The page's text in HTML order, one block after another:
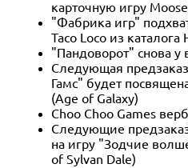
карточную игру
"Фабрика игр"
Taco Loco из каталога
"Пандоворот" снова у
Следующая
Гамс" будет
(Age of Galaxy)
Choo Choo Games
Следующие
на игру "Зодчие
of Sylvan Dale)